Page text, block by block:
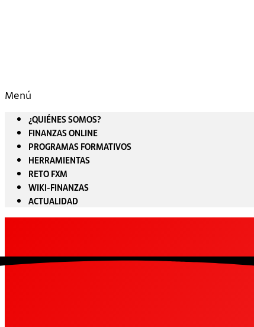
Menú
¿QUIÉNES SOMOS?
FINANZAS ONLINE
PROGRAMAS FORMATIVOS
HERRAMIENTAS
RETO FXM
WIKI-FINANZAS
ACTUALIDAD